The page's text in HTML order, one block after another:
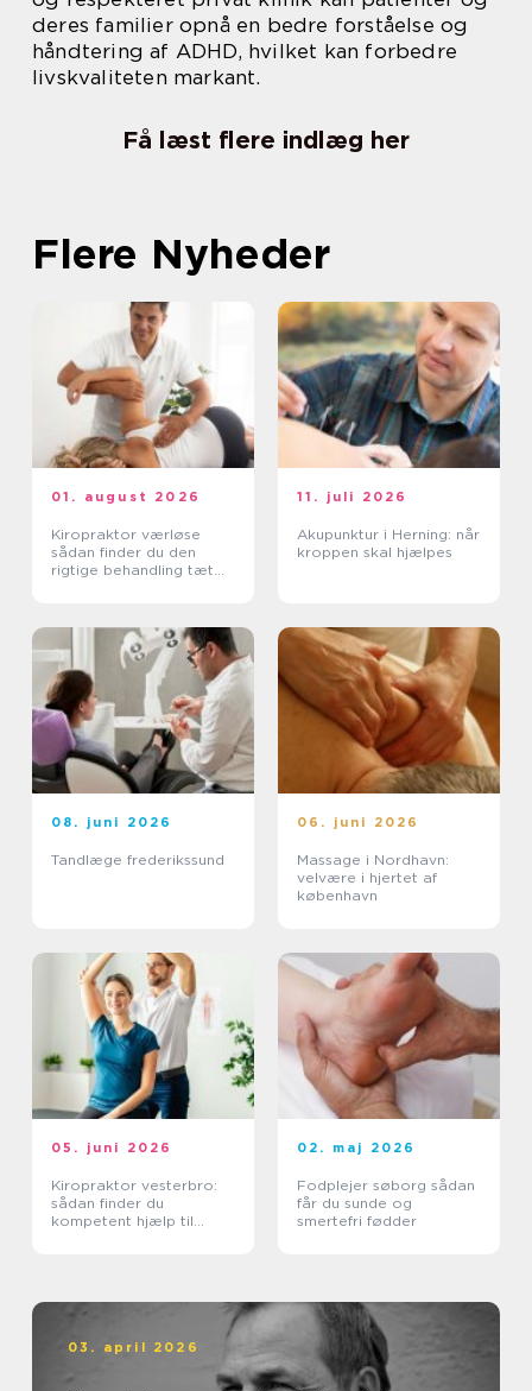
deres familier opnå en bedre forståelse og
håndtering af ADHD, hvilket kan forbedre
livskvaliteten markant.
Få læst flere indlæg her
Flere Nyheder
01. august 2026
Kiropraktor værløse
sådan finder du den
rigtige behandling tæt
11. juli 2026
Akupunktur i Herning: når
kroppen skal hjælpes
08. juni 2026
Tandlæge frederikssund
06. juni 2026
Massage i Nordhavn:
velvære i hjertet af
københavn
05. juni 2026
Kiropraktor vesterbro:
sådan finder du
kompetent hjælp til
02. maj 2026
Fodplejer søborg sådan
får du sunde og
smertefri fødder
03. april 2026